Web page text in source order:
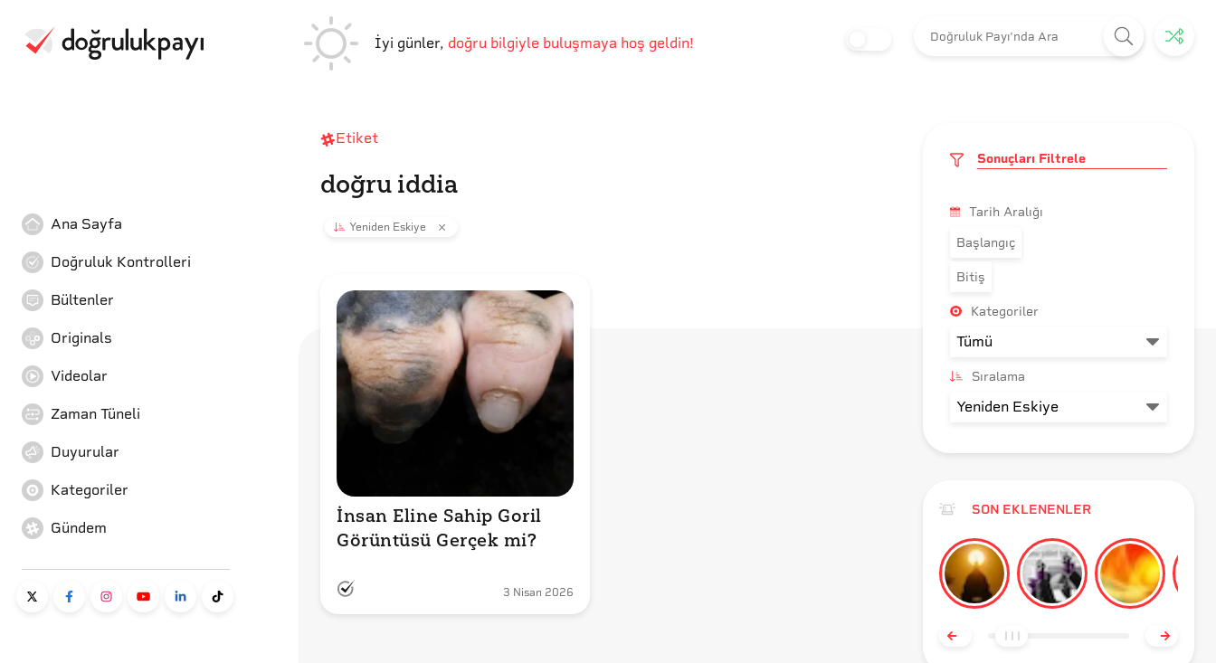
İyi günler, doğru bilgiyle buluşmaya hoş geldin!
Ana Sayfa
Doğruluk Kontrolleri
Bültenler
Originals
Videolar
Zaman Tüneli
Duyurular
Kategoriler
Gündem
Etiket
doğru iddia
Yeniden Eskiye
İnsan Eline Sahip Goril
Görüntüsü Gerçek mi?
3 Nisan 2026
Sonuçları Filtrele
Tarih Aralığı
Başlangıç
Bitiş
Kategoriler
Sıralama
SON EKLENENLER